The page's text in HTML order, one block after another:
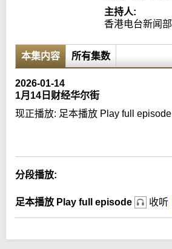
主持人:
香港电台新闻部
本集内容 所有集数
2026-01-14
1月14日财经华尔街
现正播放: 足本播放 Play full episode
分段播放:
足本播放 Play full episode 收听